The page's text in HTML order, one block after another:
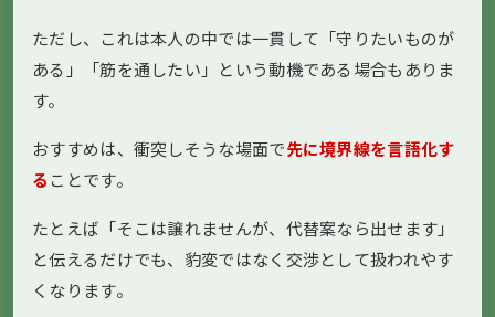
ただし、これは本人の中では一貫して「守りたいものが
ある」「筋を通したい」という動機である場合もありま
す。
おすすめは、衝突しそうな場面で先に境界線を言語化す
ることです。
たとえば「そこは譲れませんが、代替案なら出せます」
と伝えるだけでも、豹変ではなく交渉として扱われやす
くなります。